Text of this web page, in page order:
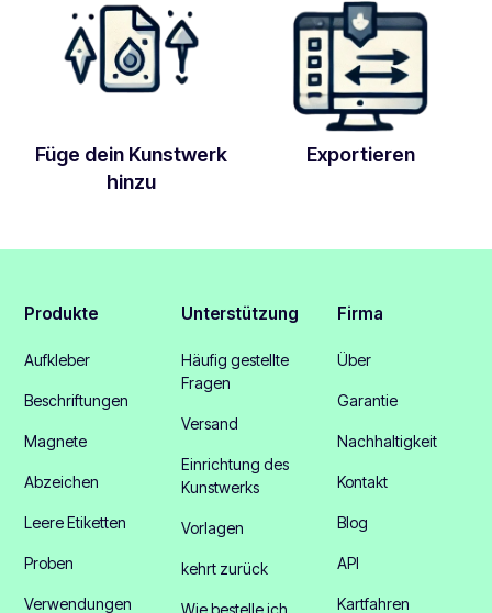
Füge dein Kunstwerk
hinzu
Exportieren
Produkte
Aufkleber
Beschriftungen
Magnete
Abzeichen
Leere Etiketten
Proben
Verwendungen
Unterstützung
Häufig gestellte
Fragen
Versand
Einrichtung des
Kunstwerks
Vorlagen
kehrt zurück
Firma
Über
Garantie
Nachhaltigkeit
Kontakt
Blog
API
Kartfahren